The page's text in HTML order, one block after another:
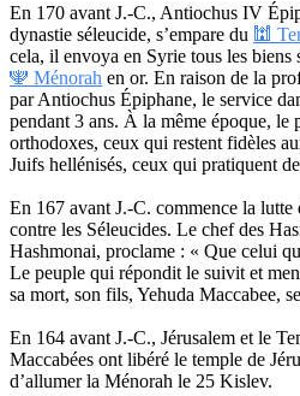
En 170 avant J.-C., Antiochus IV
dynastie séleucide, s’empare du 🕍
cela, il envoya en Syrie tous les biens
🕎 Ménorah en or. En raison de la
par Antiochus Épiphane, le service
pendant 3 ans. À la même époque, le
orthodoxes, ceux qui restent fidèles
Juifs hellénisés, ceux qui pratiquent
En 167 avant J.-C. commence la lutte
contre les Séleucides. Le chef des
Hashmonai, proclame : « Que celui
Le peuple qui répondit le suivit et
sa mort, son fils, Yehuda Maccabee,
En 164 avant J.-C., Jérusalem et le
Maccabées ont libéré le temple de
d’allumer la Ménorah le 25 Kislev.